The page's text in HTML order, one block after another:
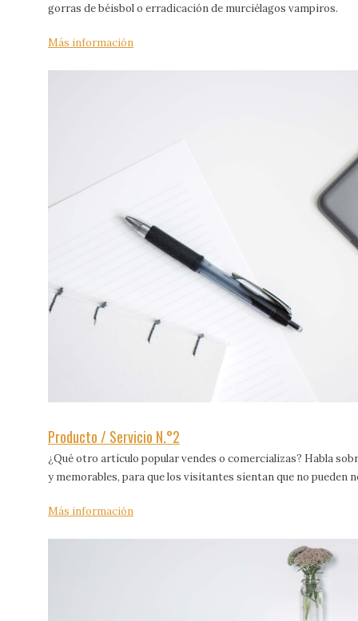
gorras de béisbol o erradicación de murciélagos vampiros.
Más información
Producto / Servicio N.°2
¿Qué otro artículo popular vendes o comercializas? Habla
y memorables, para que los visitantes sientan que no pueden
Más información